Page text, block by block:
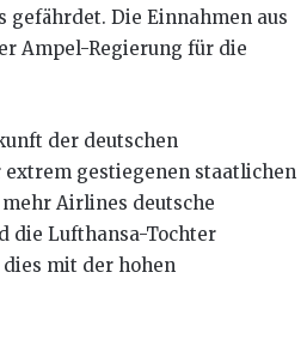
Die Einnahmen aus
Ampel-Regierung für die
der deutschen
gestiegenen staatlichen
Airlines deutsche
die Lufthansa-Tochter
mit der hohen